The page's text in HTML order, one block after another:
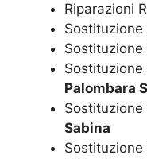
Riparazioni
Sostituzione
Sostituzione
Sostituzione
Palombara
Sostituzione
Sabina
Sostituzione